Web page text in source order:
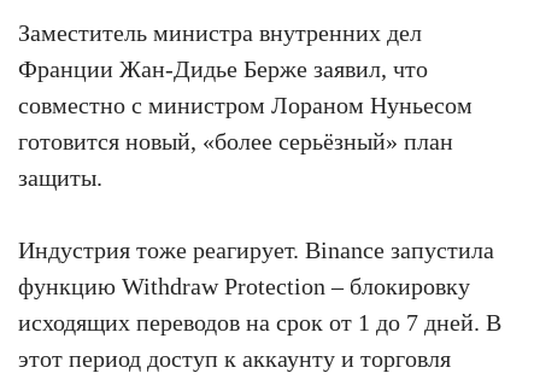
Заместитель министра внутренних дел
Франции Жан-Дидье Берже заявил, что
совместно с министром Лораном Нуньесом
готовится новый, «более серьёзный» план
защиты.
Индустрия тоже реагирует. Binance запустила
функцию Withdraw Protection – блокировку
исходящих переводов на срок от 1 до 7 дней. В
этот период доступ к аккаунту и торговля